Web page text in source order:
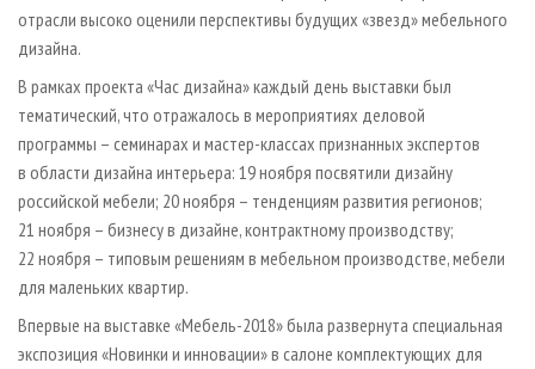
отрасли высоко оценили перспективы будущих «звезд» мебельного
дизайна.
В рамках проекта «Час дизайна» каждый день выставки был
тематический, что отражалось в мероприятиях деловой
программы – семинарах и мастер-классах признанных экспертов
в области дизайна интерьера: 19 ноября посвятили дизайну
российской мебели; 20 ноября – тенденциям развития регионов;
21 ноября – бизнесу в дизайне, контрактному производству;
22 ноября – типовым решениям в мебельном производстве, мебели
для маленьких квартир.
Впервые на выставке «Мебель-2018» была развернута специальная
экспозиция «Новинки и инновации» в салоне комплектующих для